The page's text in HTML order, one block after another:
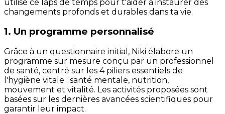
utilise ce laps de temps pour t'aider à instaurer des
changements profonds et durables dans ta vie.
1. Un programme personnalisé
Grâce à un questionnaire initial, Niki élabore un
programme sur mesure conçu par un professionnel
de santé, centré sur les 4 piliers essentiels de
l'hygiène vitale : santé mentale, nutrition,
mouvement et vitalité. Les activités proposées sont
basées sur les dernières avancées scientifiques pour
garantir leur impact.